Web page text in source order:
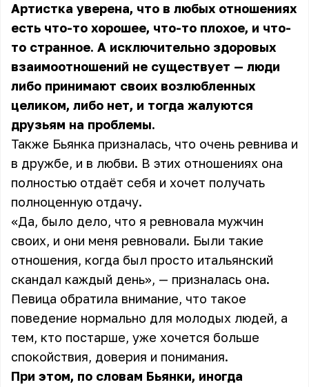
Артистка уверена, что в любых отношениях
есть что-то хорошее, что-то плохое, и что-
то странное. А исключительно здоровых
взаимоотношений не существует — люди
либо принимают своих возлюбленных
целиком, либо нет, и тогда жалуются
друзьям на проблемы.
Также Бьянка призналась, что очень ревнива и
в дружбе, и в любви. В этих отношениях она
полностью отдаёт себя и хочет получать
полноценную отдачу.
«Да, было дело, что я ревновала мужчин
своих, и они меня ревновали. Были такие
отношения, когда был просто итальянский
скандал каждый день», — призналась она.
Певица обратила внимание, что такое
поведение нормально для молодых людей, а
тем, кто постарше, уже хочется больше
спокойствия, доверия и понимания.
При этом, по словам Бьянки, иногда